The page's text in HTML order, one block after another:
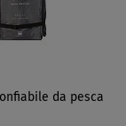
da pesca